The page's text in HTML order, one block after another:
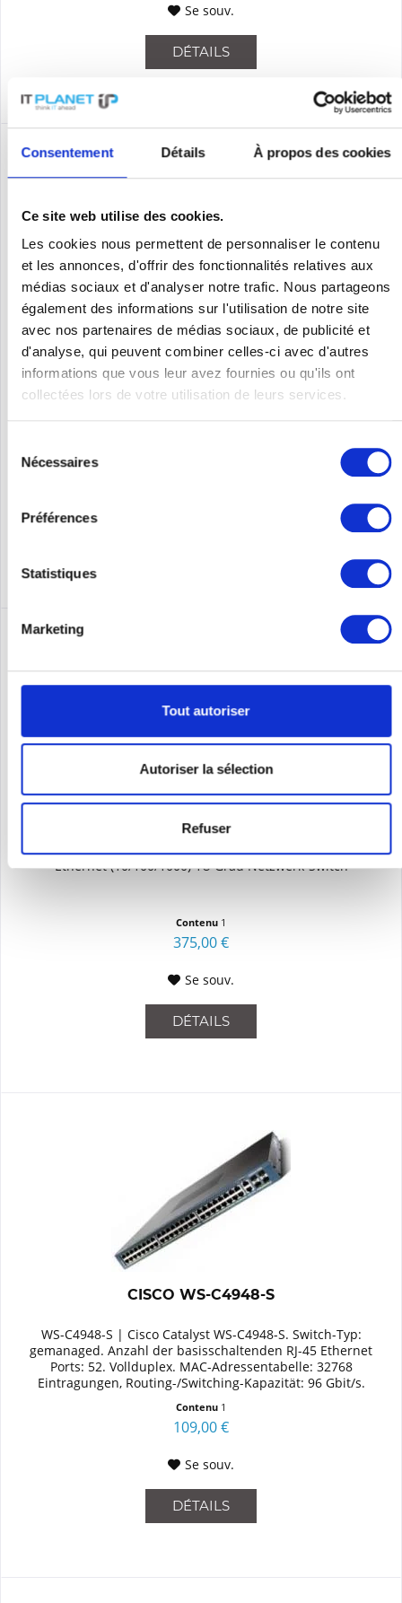
Consentement Détails À propos des cookies
Ce site web utilise des cookies.
Les cookies nous permettent de personnaliser le contenu
et les annonces, d'offrir des fonctionnalités relatives aux
médias sociaux et d'analyser notre trafic. Nous partageons
également des informations sur l'utilisation de notre site
avec nos partenaires de médias sociaux, de publicité et
d'analyse, qui peuvent combiner celles-ci avec d'autres
informations que vous leur avez fournies ou qu'ils ont
collectées lors de votre utilisation de leurs services.
Nécessaires
Préférences
Statistiques
Marketing
Tout autoriser
Autoriser la sélection
Refuser
Se souv.
DÉTAILS
CISCO WS-C4948E-F-S
WS-C4948E-F-S | Cisco Catalyst WS-C4948E-F-S. Switch-Typ:
gemanaged, Switch-Ebene: L2/L3. Basic Switching RJ-45
Ethernet Ports-Typ: Gigabit Ethernet (10/100/1000), Anzahl der
CISCO WS-C4948E-S
WS-C4948E-S | Catalyst WS-C4948E-S gemanaged L2/L3 Gigabit
Ethernet (10/100/1000) 1U Grau Netzwerk-Switch
Contenu 1
375,00 €
Se souv.
DÉTAILS
CISCO WS-C4948-S
WS-C4948-S | Cisco Catalyst WS-C4948-S. Switch-Typ:
gemanaged. Anzahl der basisschaltenden RJ-45 Ethernet
Ports: 52. Vollduplex. MAC-Adressentabelle: 32768
Eintragungen, Routing-/Switching-Kapazität: 96 Gbit/s.
Contenu 1
109,00 €
Se souv.
DÉTAILS